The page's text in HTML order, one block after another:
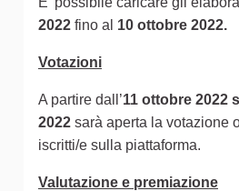
2022 fino al 10 ottobre 2022.
Votazioni
A partire dall’11 ottobre 2022
2022 sarà aperta la votazione
iscritti/e sulla piattaforma.
Valutazione e premiazione